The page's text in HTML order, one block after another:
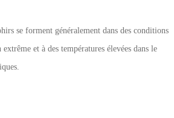
se forment généralement dans des conditions
et à des températures élevées dans le